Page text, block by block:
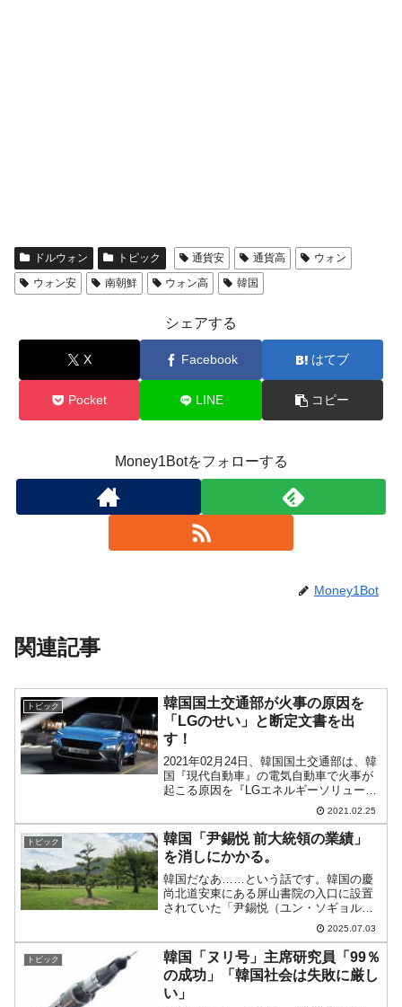
ドルウォン トピック 通貨安 通貨高
ウォン
ウォン安
南朝鮮 ウォン高 韓国
シェアする
X Facebook はてブ
Pocket LINE コピー
Money1Botをフォローする
Money1Bot
関連記事
トピック
韓国国土交通部が火事の原因を
「LGのせい」と断定文書を出
す！
2021年02月24日、韓国国土交通部は、韓
国『現代自動車』の電気自動車で火事が
起こる原因を『LGエネルギーソリューシ
ョン』の電池バッテリーの製造不良にあ
ると断定した説明文書を公表しました。
⇒参照・引用元：『韓国 国土交通部』公
式サイト「現...
2021.02.25
トピック
韓国「尹錫悦 前大統領の業績」
を消しにかかる。
韓国だなあ……という話です。韓国の慶
尚北道安東にある屏山書院の入口に設置
されていた「尹錫悦（ユン・ソギョル）
前大統領訪問記念植樹碑」が、いつの間
にか消えてしまいました。2023年10月27
日に屏山書院を訪れた尹錫悦（ユン・ソ
ギョル）大統領は...
2025.07.03
トピック
韓国「ヌリ号」主席研究員「99％
の成功」「韓国社会は失敗に厳し
い」